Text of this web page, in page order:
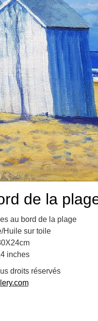
de la
au bord de la plage
Huile sur toile
inches
droits réservés